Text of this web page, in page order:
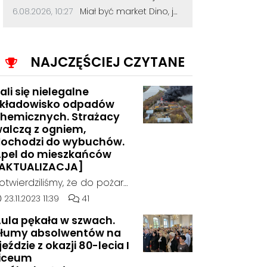
podstawowej...
Data dodania komentarza:
6.08.2026, 10:27 Źródło komentarza:
Miał być market Dino, jest znak zapytania. Przetarg na działkę przy szkole zakończył się bez ofert
NAJCZĘŚCIEJ CZYTANE
się nielegalne
odpadów
Strażacy
z ogniem,
do wybuchów.
do mieszkańców
że do pożaru
w hali, w której
chemiczne.
dodania artykułu:
23.11.2023 11:39 Liczba komentarzy artykułu:
41
pękała w szwach.
absolwentów na
z okazji 80-lecia I